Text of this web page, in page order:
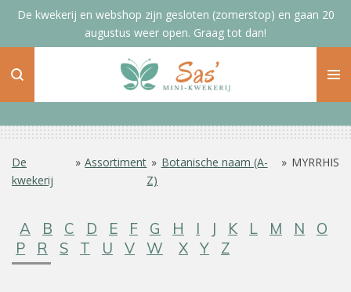
Ga
de
De kwekerij en webshop zijn gesloten (zomerstop) en gaan 20
augustus weer open. Graag tot dan!
De
kwekerij
» Assortiment » Botanische naam (A-
Z)
» MYRRHIS
A B C D E F G H I J K L M N
O
P
R S T U V W X Y Z